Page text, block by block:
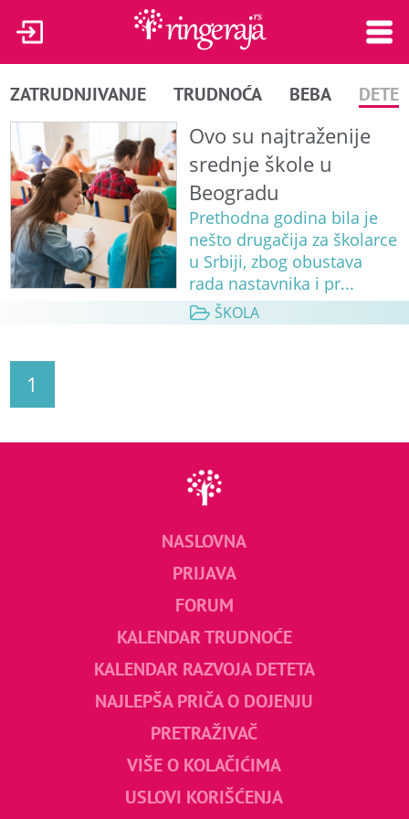
ZATRUDNJIVANJE TRUDNOĆA BEBA DETE
Ovo su najtraženije
srednje škole u
Beogradu
Prethodna godina bila je
nešto drugačija za školarce
u Srbiji, zbog obustava
rada nastavnika i pr...
ŠKOLA
1
NASLOVNA
PRIJAVA
FORUM
KALENDAR TRUDNOĆE
KALENDAR RAZVOJA DETETA
NAJLEPŠA PRIČA O DOJENJU
PRETRAŽIVAČ
VIŠE O KOLAČIĆIMA
USLOVI KORIŠĆENJA